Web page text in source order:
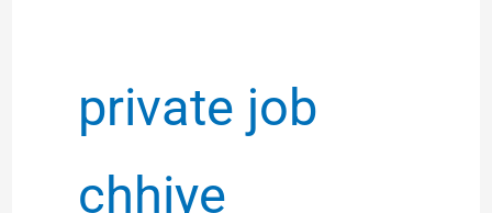
private job
chhiye